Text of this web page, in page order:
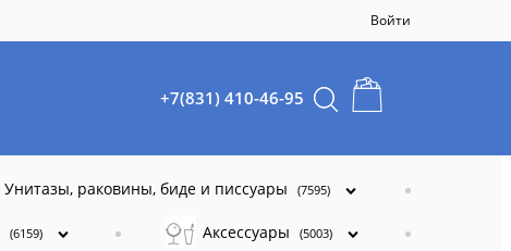
Войти
+7(831) 410-46-95
Унитазы, раковины, биде и писсуары (7595)
(6159) Аксессуары (5003)